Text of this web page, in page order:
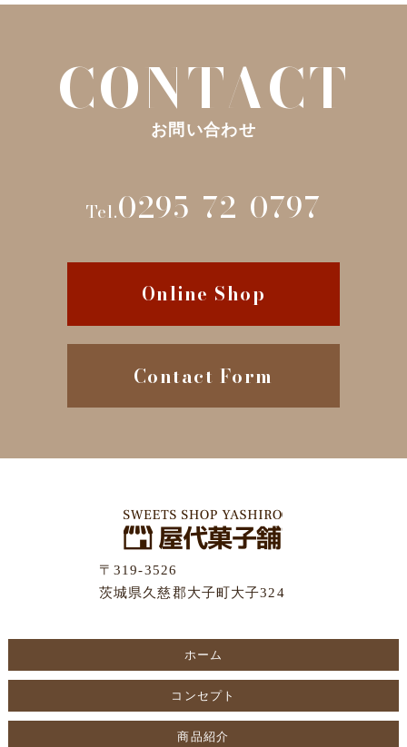
CONTACT
お問い合わせ
Tel.0295-72-0797
Online Shop
Contact Form
〒319-3526
茨城県久慈郡大子町大子324
ホーム
コンセプト
商品紹介